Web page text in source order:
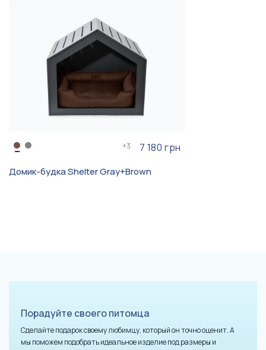
Пти-брабансон, Мальтипу
Особенность
Разборные, Для мерзляков,
Для активних собак, Для
мерзляков
+3 7 180 грн
Домик-будка Shelter Gray+Brown
Порадуйте своего питомца
Сделайте подарок своему любимцу, который он точно оценит. А
мы поможем подобрать идеальное изделие под размеры и